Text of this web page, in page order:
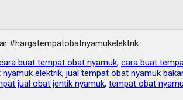
#hargatempatobatnyamukelektrik
buat tempat obat nyamuk, cara buat
elektrik, jual tempat obat nyamuk bakar
jual obat jentik nyamuk, tempat obat